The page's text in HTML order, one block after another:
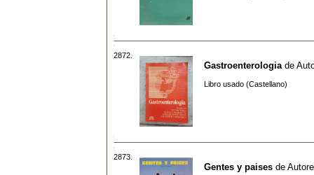
2872.
Gastroenterologia de
Libro usado (Castellano)
2873.
Gentes y paises de